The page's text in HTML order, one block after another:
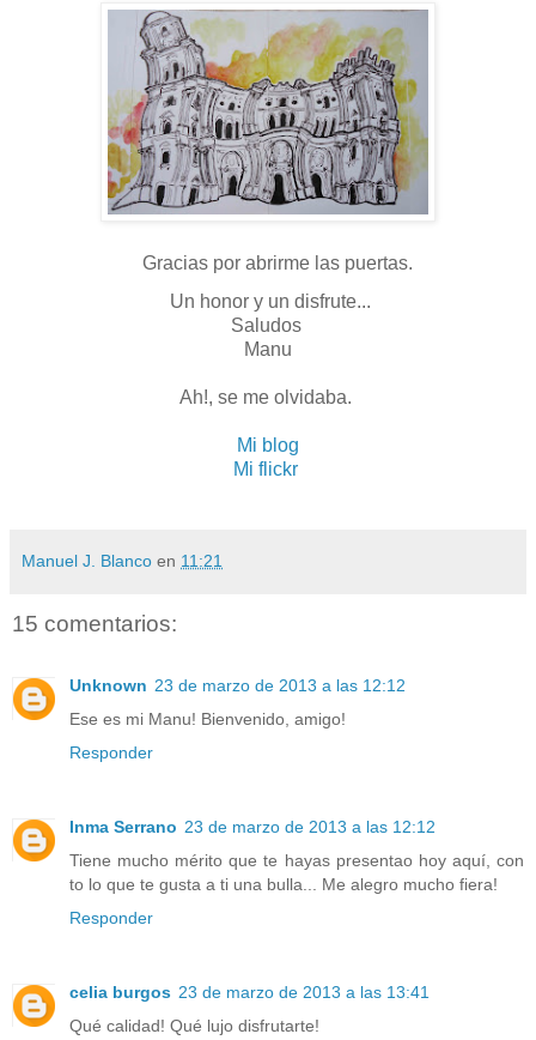
Gracias por abrirme las puertas.
Un honor y un disfrute...
Saludos
Manu
Ah!, se me olvidaba.
Mi blog
Mi flickr
Manuel J. Blanco en 11:21
15 comentarios:
Unknown 23 de marzo de 2013 a las 12:12
Ese es mi Manu! Bienvenido, amigo!
Responder
Inma Serrano 23 de marzo de 2013 a las 12:12
Tiene mucho mérito que te hayas presentao hoy aquí, con
to lo que te gusta a ti una bulla... Me alegro mucho fiera!
Responder
celia burgos 23 de marzo de 2013 a las 13:41
Qué calidad! Qué lujo disfrutarte!